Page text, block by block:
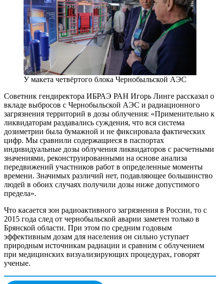
У макета четвёртого блока Чернобыльской АЭС
Советник гендиректора ИБРАЭ РАН Игорь Линге рассказал о
вкладе выбросов с Чернобыльской АЭС и радиационного
загрязнения территорий в дозы облучения: «Применительно к
ликвидаторам раздавались суждения, что вся система
дозиметрии была бумажной и не фиксировала фактических
цифр. Мы сравнили содержащиеся в паспортах
индивидуальные дозы облучения ликвидаторов с расчетными
значениями, реконструированными на основе анализа
передвижений участников работ в определенные моменты
времени. Значимых различий нет, подавляющее большинство
людей в обоих случаях получили дозы ниже допустимого
предела».
Что касается зон радиоактивного загрязнения в России, то с
2015 года след от чернобыльской аварии заметен только в
Брянской области. При этом по средним годовым
эффективным дозам для населения он сильно уступает
природным источникам радиации и сравним с облучением
при медицинских визуализирующих процедурах, говорят
ученые.